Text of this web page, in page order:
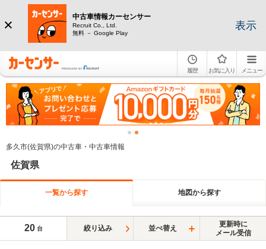
中古車情報カーセンサー
Recruit Co., Ltd.
無料 － Google Play
表示
履歴 お気に入り メニュー
多久市(佐賀県)の中古車・中古車情報
佐賀県
一覧から探す 地図から探す
20 台 絞り込み 並べ替え
更新時に
メール受信